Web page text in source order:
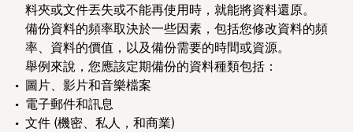
料夾或文件丟失或不能再使用時，就能將資料還原。
備份資料的頻率取決於一些因素，包括您修改資料的頻
率、資料的價值，以及備份需要的時間或資源。
舉例來說，您應該定期備份的資料種類包括：
圖片、影片和音樂檔案
電子郵件和訊息
文件 (機密、私人，和商業)